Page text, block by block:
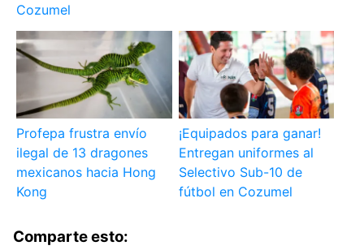
Cozumel
Profepa frustra envío
ilegal de 13 dragones
mexicanos hacia Hong
Kong
¡Equipados para ganar!
Entregan uniformes al
Selectivo Sub-10 de
fútbol en Cozumel
Comparte esto: